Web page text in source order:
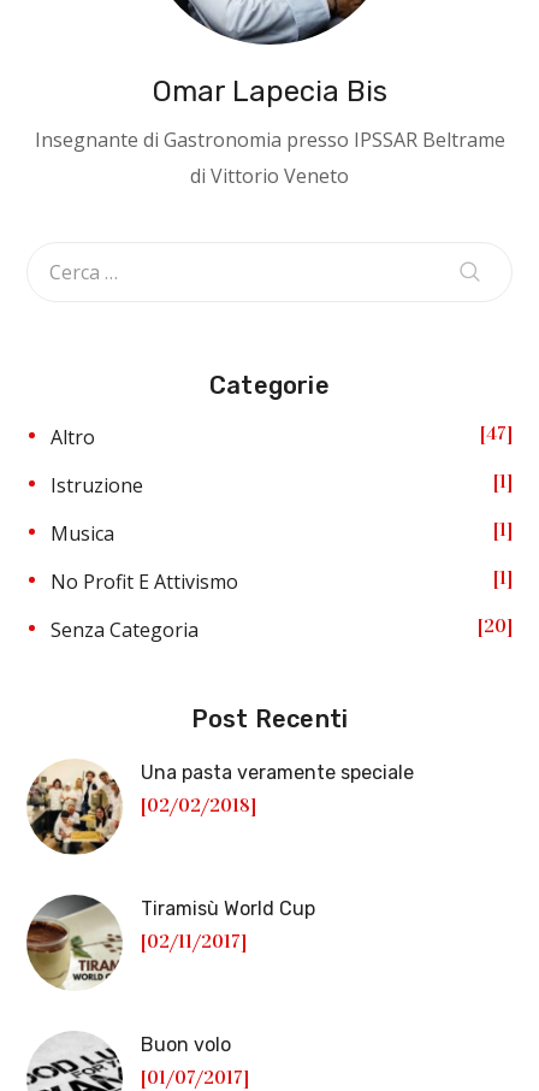
Omar Lapecia Bis
Insegnante di Gastronomia presso IPSSAR Beltrame
di Vittorio Veneto
Categorie
Altro 47
Istruzione 1
Musica 1
No Profit E Attivismo 1
Senza Categoria 20
Post Recenti
Una pasta veramente speciale
[02/02/2018]
Tiramisù World Cup
[02/11/2017]
Buon volo
[01/07/2017]